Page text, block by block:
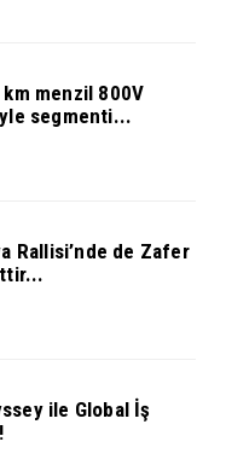
km menzil 800V
segmenti...
Rallisi’nde de Zafer
ile Global İş